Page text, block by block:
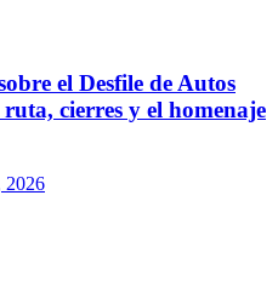
el Desfile de Autos
cierres y el homenaje
2026